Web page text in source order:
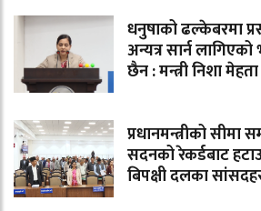
धनुषाको ढल्केबरमा
अन्यत्र सार्न
छैन : मन्त्री निशा मेहता
प्रधानमन्त्रीको सीमा
सदनको रेकर्डबाट
बिपक्षी दलका